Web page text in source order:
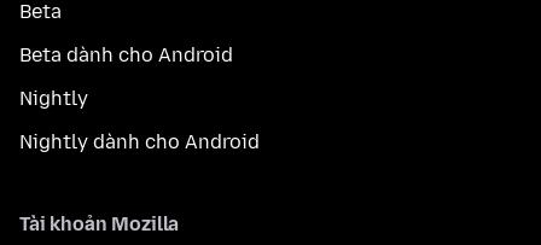
Beta
Beta dành cho Android
Nightly
Nightly dành cho Android
Tài khoản Mozilla